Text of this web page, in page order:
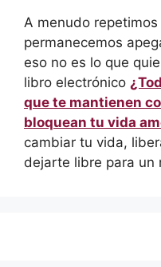
A menudo
permanecemos
eso no es lo que
libro electrónico
que te mantienen
bloquean tu vida
cambiar tu vida,
dejarte libre para un